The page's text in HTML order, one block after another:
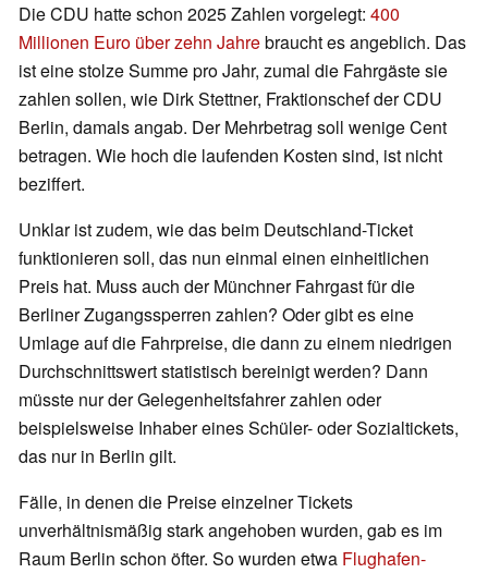
Die CDU hatte schon 2025 Zahlen vorgelegt: 400
Millionen Euro über zehn Jahrebraucht es angeblich. Das
ist eine stolze Summe pro Jahr, zumal die Fahrgäste sie
zahlen sollen, wie Dirk Stettner, Fraktionschef der CDU
Berlin, damals angab. Der Mehrbetrag soll wenige Cent
betragen. Wie hoch die laufenden Kosten sind, ist nicht
beziffert.
Unklar ist zudem, wie das beim Deutschland-Ticket
funktionieren soll, das nun einmal einen einheitlichen
Preis hat. Muss auch der Münchner Fahrgast für die
Berliner Zugangssperren zahlen? Oder gibt es eine
Umlage auf die Fahrpreise, die dann zu einem niedrigen
Durchschnittswert statistisch bereinigt werden? Dann
müsste nur der Gelegenheitsfahrer zahlen oder
beispielsweise Inhaber eines Schüler- oder Sozialtickets,
das nur in Berlin gilt.
Fälle, in denen die Preise einzelner Tickets
unverhältnismäßig stark angehoben wurden, gab es im
Raum Berlin schon öfter. So wurden etwa Flughafen-